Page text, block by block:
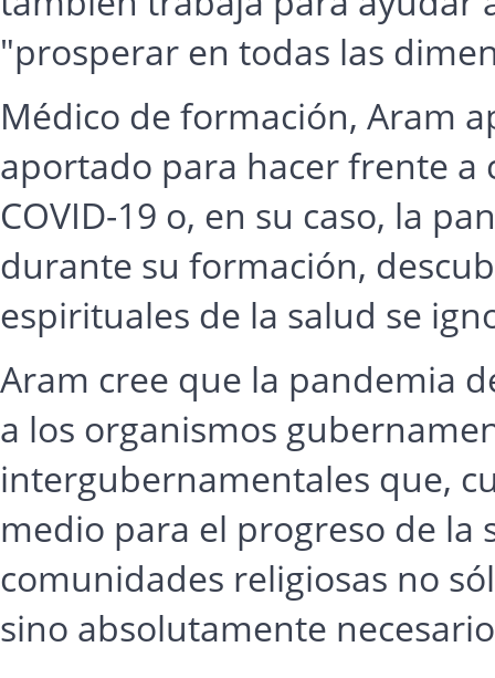
"prosperar en todas las
Médico de formación, Aram
aportado para hacer frente a
COVID-19 o, en su caso, la
durante su formación,
espirituales de la salud se
Aram cree que la pandemia
a los organismos
intergubernamentales que,
medio para el progreso de la
comunidades religiosas no
sino absolutamente